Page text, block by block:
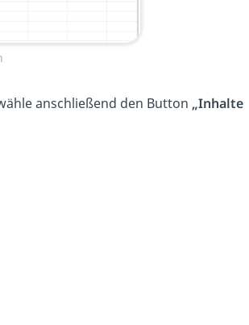
anschließend den Button „Inhalte